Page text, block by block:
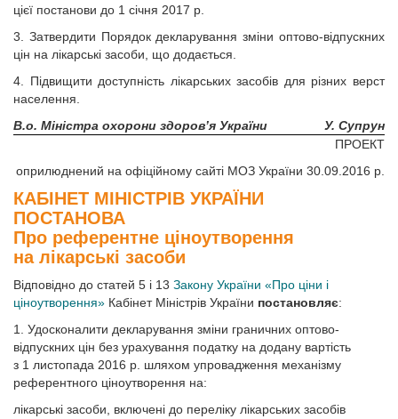
цієї постанови до 1 січня 2017 р.
3. Затвердити Порядок декларування зміни оптово-відпускних
цін на лікарські засоби, що додається.
4. Підвищити доступність лікарських засобів для різних верст
населення.
В.о. Міністра охорони здоров’я України
У. Супрун
ПРОЕКТ
оприлюднений на офіційному сайті МОЗ України 30.09.2016 р.
КАБІНЕТ МІНІСТРІВ УКРАЇНИ
ПОСТАНОВА
Про референтне ціноутворення
на лікарські засоби
Відповідно до статей 5 і 13 Закону України «Про ціни і
ціноутворення» Кабінет Міністрів України постановляє:
1. Удосконалити декларування зміни граничних оптово-
відпускних цін без урахування податку на додану вартість
з 1 листопада 2016 р. шляхом упровадження механізму
референтного ціноутворення на:
лікарські засоби, включені до переліку лікарських засобів